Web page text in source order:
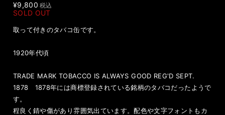
¥9,800 税込
SOLD OUT
取って付きのタバコ缶です。
1920年代頃
TRADE MARK TOBACCO IS ALWAYS GOOD REG'D SEPT.
1878 1878年には商標登録されている銘柄のタバコだったようで
す。
程良く錆や傷があり雰囲気出ています。配色や文字フォントもカ